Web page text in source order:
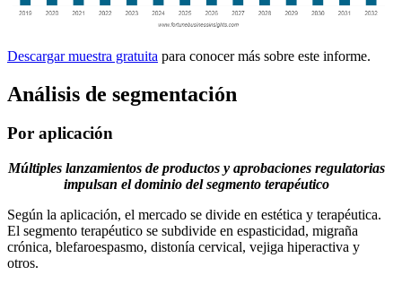
Descargar muestra gratuita para conocer más sobre este informe.
Análisis de segmentación
Por aplicación
Múltiples lanzamientos de productos y aprobaciones regulatorias
impulsan el dominio del segmento terapéutico
Según la aplicación, el mercado se divide en estética y terapéutica.
El segmento terapéutico se subdivide en espasticidad, migraña
crónica, blefaroespasmo, distonía cervical, vejiga hiperactiva y
otros.